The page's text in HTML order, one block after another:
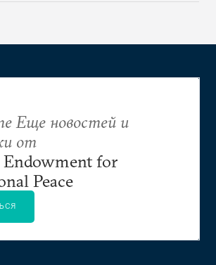
Еще новостей и
от
Endowment for
Peace